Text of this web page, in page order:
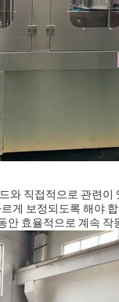
와 직접적으로 관련
게 보정되도록 해야
안 효율적으로 계속 작